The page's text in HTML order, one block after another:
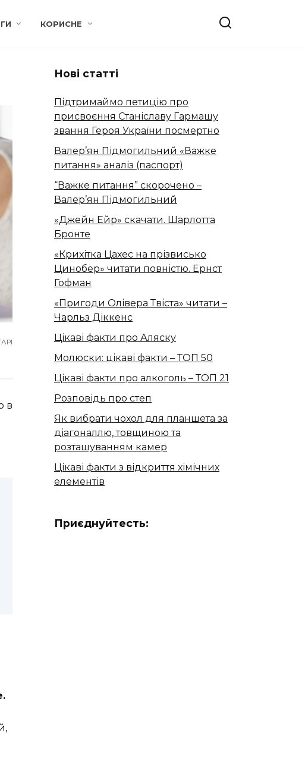
КОРИСНЕ
в
Нові статті
Підтримаймо петицію про
присвоєння Станіславу Гармашу
звання Героя України посмертно
Валер’ян Підмогильний «Важке
питання» аналіз (паспорт)
“Важке питання” скорочено –
Валер’ян Підмогильний
«Джейн Ейр» скачати. Шарлотта
Бронте
«Крихітка Цахес на прізвисько
Цинобер» читати повністю. Ернст
Гофман
«Пригоди Олівера Твіста» читати –
Чарльз Діккенс
Цікаві факти про Аляску
Молюски: цікаві факти – ТОП 50
Цікаві факти про алкоголь – ТОП 21
Розповідь про степ
Як вибрати чохол для планшета за
діагоналлю, товщиною та
розташуванням камер
Цікаві факти з відкриття хімічних
елементів
Приєднуйтесть: